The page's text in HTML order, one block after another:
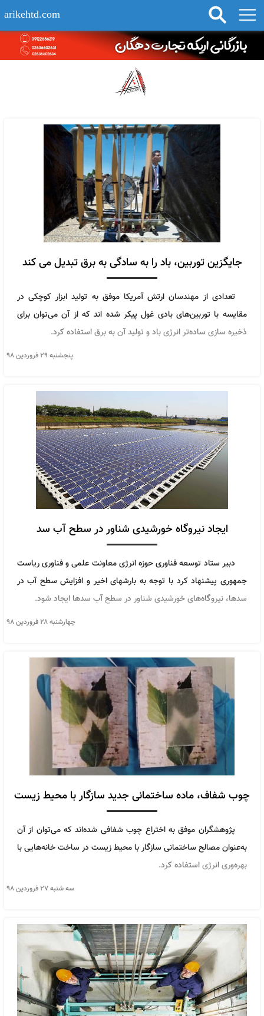
arikehtd.com
جایگزین توربین، باد را به سادگی به برق تبدیل می کند
تعدادی از مهندسان ارتش آمریکا موفق به تولید ابزار کوچکی در
مقایسه با توربین‌های بادی غول پیکر شده اند که از آن می‌توان برای
ذخیره سازی ساده‌تر انرژی باد و تولید آن به برق استفاده کرد.
پنجشنبه ۲۹ فروردین ۹۸
ایجاد نیروگاه خورشیدی شناور در سطح آب سد
دبیر ستاد توسعه فناوری حوزه انرژی معاونت علمی و فناوری ریاست
جمهوری پیشنهاد کرد با توجه به بارشهای اخیر و افزایش سطح آب در
سدها، نیروگاه‌های خورشیدی شناور در سطح آب سدها ایجاد شود.
چهارشنبه ۲۸ فروردین ۹۸
چوب شفاف، ماده ساختمانی جدید سازگار با محیط زیست
پژوهشگران موفق به اختراع چوب شفافی شده‌اند که می‌توان از آن
به‌عنوان مصالح ساختمانی سازگار با محیط زیست در ساخت خانه‌هایی با
بهره‌وری انرژی استفاده کرد.
سه شنبه ۲۷ فروردین ۹۸